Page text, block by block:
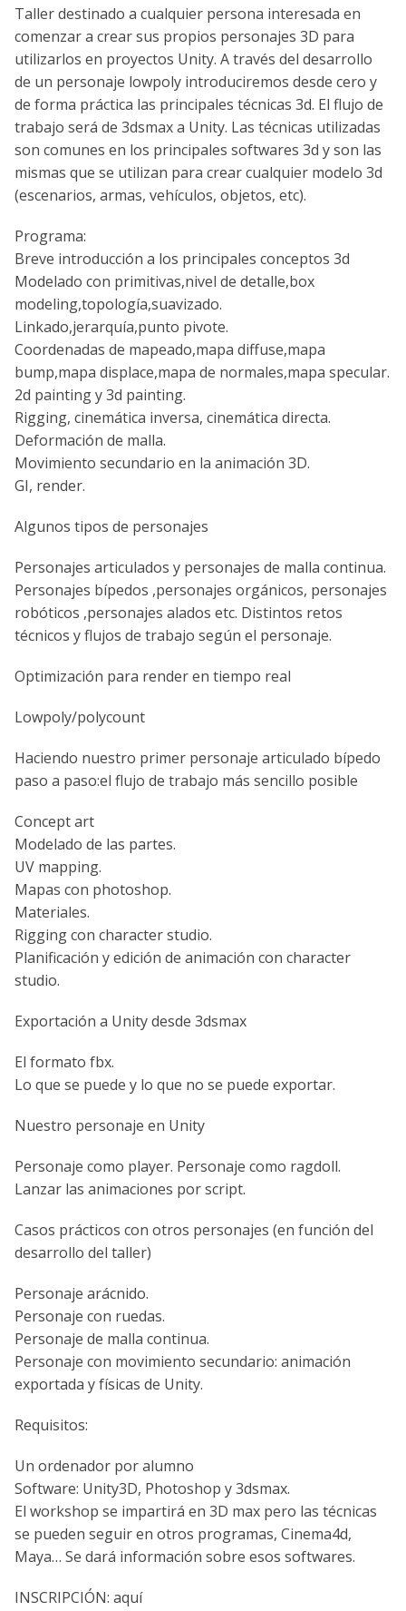
Taller destinado a cualquier persona interesada en
comenzar a crear sus propios personajes 3D para
utilizarlos en proyectos Unity. A través del desarrollo
de un personaje lowpoly introduciremos desde cero y
de forma práctica las principales técnicas 3d. El flujo de
trabajo será de 3dsmax a Unity. Las técnicas utilizadas
son comunes en los principales softwares 3d y son las
mismas que se utilizan para crear cualquier modelo 3d
(escenarios, armas, vehículos, objetos, etc).
Programa:
Breve introducción a los principales conceptos 3d
Modelado con primitivas,nivel de detalle,box
modeling,topología,suavizado.
Linkado,jerarquía,punto pivote.
Coordenadas de mapeado,mapa diffuse,mapa
bump,mapa displace,mapa de normales,mapa specular.
2d painting y 3d painting.
Rigging, cinemática inversa, cinemática directa.
Deformación de malla.
Movimiento secundario en la animación 3D.
GI, render.
Algunos tipos de personajes
Personajes articulados y personajes de malla continua.
Personajes bípedos ,personajes orgánicos, personajes
robóticos ,personajes alados etc. Distintos retos
técnicos y flujos de trabajo según el personaje.
Optimización para render en tiempo real
Lowpoly/polycount
Haciendo nuestro primer personaje articulado bípedo
paso a paso:el flujo de trabajo más sencillo posible
Concept art
Modelado de las partes.
UV mapping.
Mapas con photoshop.
Materiales.
Rigging con character studio.
Planificación y edición de animación con character
studio.
Exportación a Unity desde 3dsmax
El formato fbx.
Lo que se puede y lo que no se puede exportar.
Nuestro personaje en Unity
Personaje como player. Personaje como ragdoll.
Lanzar las animaciones por script.
Casos prácticos con otros personajes (en función del
desarrollo del taller)
Personaje arácnido.
Personaje con ruedas.
Personaje de malla continua.
Personaje con movimiento secundario: animación
exportada y físicas de Unity.
Requisitos:
Un ordenador por alumno
Software: Unity3D, Photoshop y 3dsmax.
El workshop se impartirá en 3D max pero las técnicas
se pueden seguir en otros programas, Cinema4d,
Maya… Se dará información sobre esos softwares.
INSCRIPCIÓN: aquí